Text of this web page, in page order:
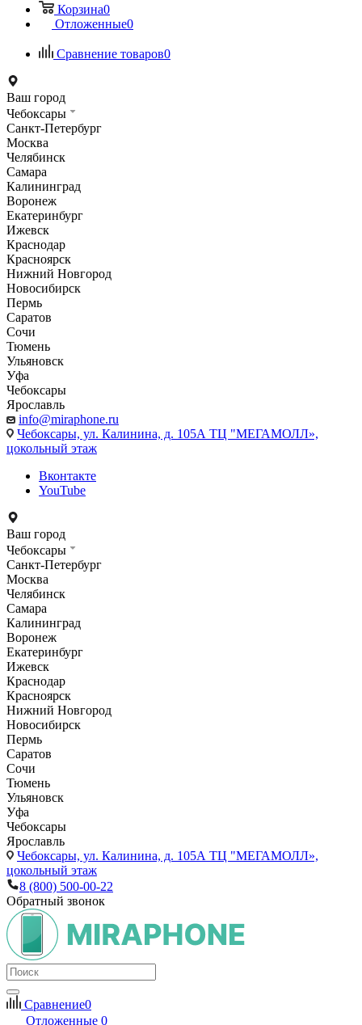
Корзина0
Отложенные0
Сравнение товаров0
Ваш город
Чебоксары
Санкт-Петербург
Москва
Челябинск
Самара
Калининград
Воронеж
Екатеринбург
Ижевск
Краснодар
Красноярск
Нижний Новгород
Новосибирск
Пермь
Саратов
Сочи
Тюмень
Ульяновск
Уфа
Чебоксары
Ярославль
info@miraphone.ru
Чебоксары, ул. Калинина, д. 105А ТЦ "МЕГАМОЛЛ»,
цокольный этаж
Вконтакте
YouTube
Ваш город
Чебоксары
Санкт-Петербург
Москва
Челябинск
Самара
Калининград
Воронеж
Екатеринбург
Ижевск
Краснодар
Красноярск
Нижний Новгород
Новосибирск
Пермь
Саратов
Сочи
Тюмень
Ульяновск
Уфа
Чебоксары
Ярославль
Чебоксары, ул. Калинина, д. 105А ТЦ "МЕГАМОЛЛ»,
цокольный этаж
8 (800) 500-00-22
Обратный звонок
Сравнение0
Отложенные 0